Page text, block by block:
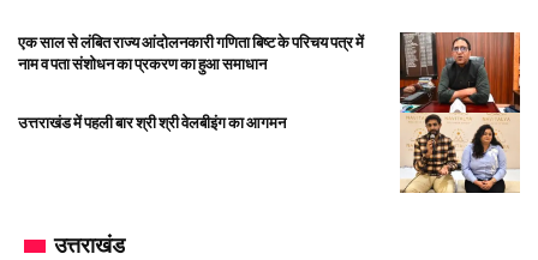
एक साल से लंबित राज्य आंदोलनकारी गणिता बिष्ट के परिचय पत्र में
नाम व पता संशोधन का प्रकरण का हुआ समाधान
उत्तराखंड में पहली बार श्री श्री वेलबीइंग का आगमन
उत्तराखंड